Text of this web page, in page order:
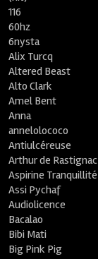
116
60hz
6nysta
Alix Turcq
Altered Beast
Alto Clark
Amel Bent
Anna
annelolococo
Antiulcéreuse
Arthur de Rastignac
Aspirine Tranquillité
Assi Pychaf
Audiolicence
Bacalao
Bibi Mati
Big Pink Pig